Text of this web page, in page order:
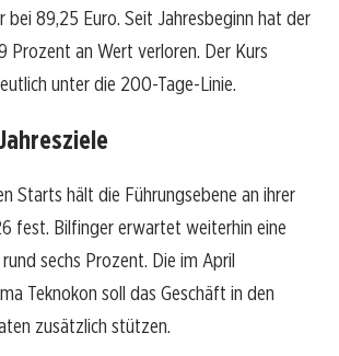
bei 89,25 Euro. Seit Jahresbeginn hat der
Prozent an Wert verloren. Der Kurs
unter die 200-Tage-Linie.
Starts hält die Führungsebene an ihrer
fest. Bilfinger erwartet weiterhin eine
sechs Prozent. Die im April
Teknokon soll das Geschäft in den
zusätzlich stützen.